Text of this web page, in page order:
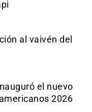
al vaivén del
el nuevo
2026